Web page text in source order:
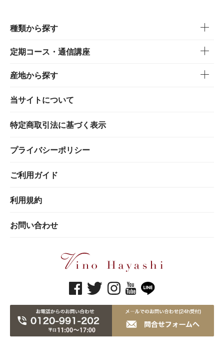
種類から探す
定期コース・通信講座
産地から探す
当サイトについて
特定商取引法に基づく表示
プライバシーポリシー
ご利用ガイド
利用規約
お問い合わせ